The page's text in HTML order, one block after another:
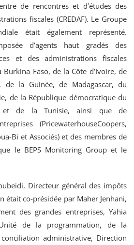
de rencontres et d’études des
fiscales (CREDAF). Le Groupe
était également représenté.
d’agents haut gradés des
et des administrations fiscales
Burkina Faso, de la Côte d’Ivoire, de
de la Guinée, de Madagascar, du
de la République démocratique du
et de la Tunisie, ainsi que de
(PricewaterhouseCoopers,
Bi et Associés) et des membres de
le BEPS Monitoring Group et le
Directeur général des impôts
était co-présidée par Maher Jenhani,
des grandes entreprises, Yahia
de la programmation, de la
administrative, Direction